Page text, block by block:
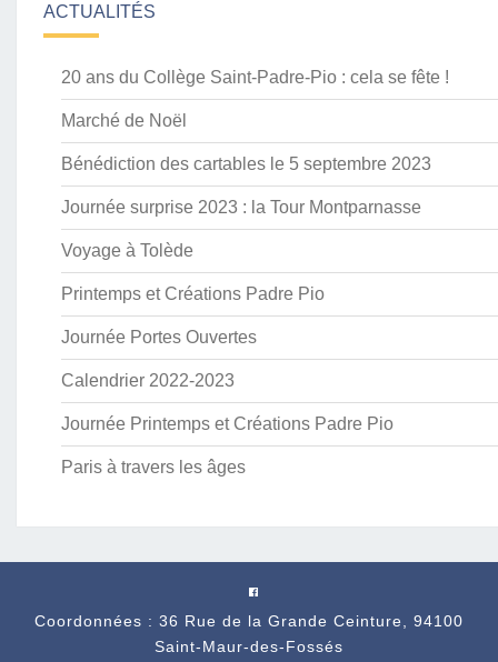
ACTUALITÉS
20 ans du Collège Saint-Padre-Pio : cela se fête !
Marché de Noël
Bénédiction des cartables le 5 septembre 2023
Journée surprise 2023 : la Tour Montparnasse
Voyage à Tolède
Printemps et Créations Padre Pio
Journée Portes Ouvertes
Calendrier 2022-2023
Journée Printemps et Créations Padre Pio
Paris à travers les âges
Coordonnées : 36 Rue de la Grande Ceinture, 94100
Saint-Maur-des-Fossés